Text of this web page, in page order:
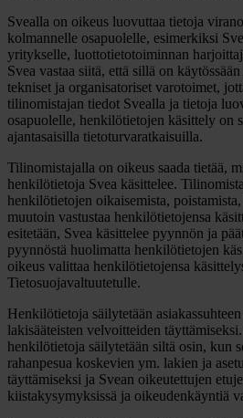
Svealla on oikeus luovuttaa tietoja
kolmannelle osapuolelle, esimerkiksi
yritykselle, luottotietotoiminnan
Svea vastaa siitä, että sillä on
tekniset ja organisatoriset varotoimet,
tilinomistajan tiedot Svealla ja tietoja
osapuolelle, henkilötietojen käsittely on
ajantasaisilla tietoturvaratkaisuilla.
Tilinomistajalla on oikeus saada tietää,
henkilötietoja Svea käsittelee.
henkilötietojen oikaisemista,
muutoin vastustaa henkilötietojensa
esitetään, Svea käsittelee pyynnön ja
pyynnöstä huolimatta henkilötietojen
oikeus valittaa henkilötietojensa
Tietosuojavaltuutetulle.
Henkilötietoja säilytetään
lakisääteisten velvoitteiden
henkilötietoja säilytetään siltä osin, kun
rahanpesua koskevien ym. lakien ja
täyttämiseksi ja Svean oikeutettujen
kiistakysymyksissä ja oikeudenkäyntiä